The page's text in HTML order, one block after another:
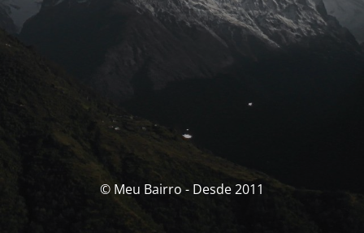
© Meu Bairro - Desde 2011